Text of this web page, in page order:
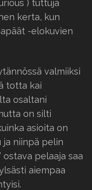
) tuttuja
kerta, kun
-elokuvien
valmiiksi
totta kai
osaltani
on silti
asioita on
niinpä pelin
ostava pelaaja saa
aiempaa